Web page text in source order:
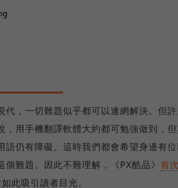
代，一切難題似乎都可以連網解決。但
，用手機翻譯軟體大約都可勉強做到，
語仍有障礙。這時我們都會希望身邊有
難題。因此不難理解，《PX酷品》 首
此吸引讀者目光。